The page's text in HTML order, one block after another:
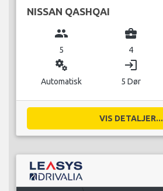
NISSAN QASHQAI
group
5
business_center
4
miscellaneous_services
Automatisk
login
5 Dør
VIS DETALJER...